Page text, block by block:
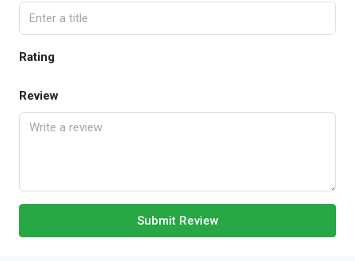
Rating
Review
Submit Review